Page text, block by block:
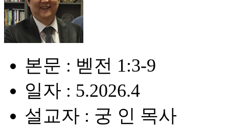
본문 : 벧전 1:3-9
일자 : 5.2026.4
설교자 : 궁 인 목사